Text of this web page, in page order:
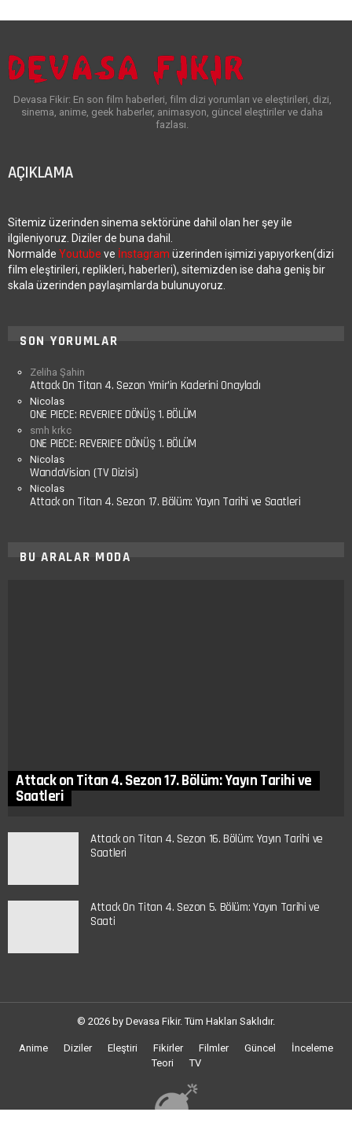
Devasa Fikir: En son film haberleri, film dizi yorumları ve eleştirileri, dizi,
sinema, anime, geek haberler, animasyon, güncel eleştiriler ve daha
fazlası.
AÇIKLAMA
Sitemiz üzerinden sinema sektörüne dahil olan her şey ile
ilgileniyoruz. Diziler de buna dahil.
Normalde Youtube ve İnstagram üzerinden işimizi yapıyorken(dizi
film eleştirileri, replikleri, haberleri), sitemizden ise daha geniş bir
skala üzerinden paylaşımlarda bulunuyoruz.
SON YORUMLAR
Zeliha Şahin
Attack On Titan 4. Sezon Ymir’in Kaderini Onayladı
Nicolas
ONE PIECE: REVERIE’E DÖNÜŞ 1. BÖLÜM
smh krkc
ONE PIECE: REVERIE’E DÖNÜŞ 1. BÖLÜM
Nicolas
WandaVision (TV Dizisi)
Nicolas
Attack on Titan 4. Sezon 17. Bölüm: Yayın Tarihi ve Saatleri
BU ARALAR MODA
Attack on Titan 4. Sezon 17. Bölüm: Yayın Tarihi ve
Saatleri
Attack on Titan 4. Sezon 16. Bölüm: Yayın Tarihi ve
Saatleri
Attack On Titan 4. Sezon 5. Bölüm: Yayın Tarihi ve
Saati
© 2026 by Devasa Fikir. Tüm Hakları Saklıdır.
Anime Diziler Eleştiri Fikirler Filmler Güncel
İnceleme
Teori
TV